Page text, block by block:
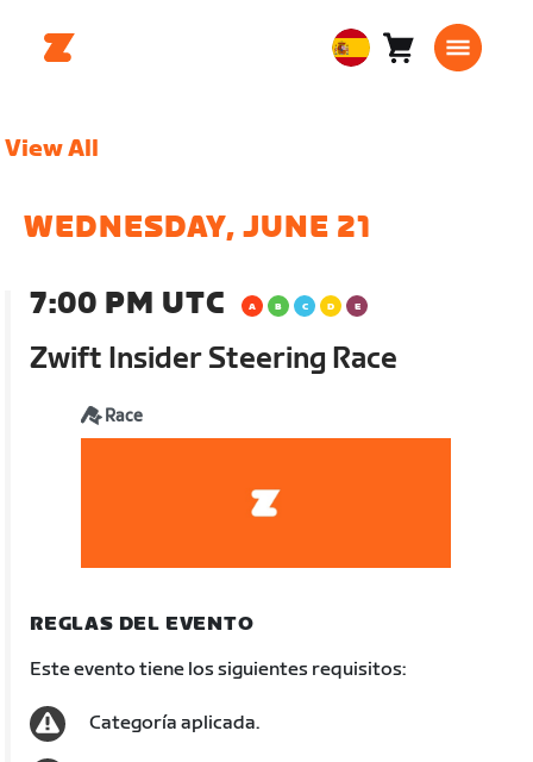
EuropeanCarro0
View All
WEDNESDAY, JUNE 21
7:00 PM UTC
Zwift Insider Steering Race
Race
REGLAS DEL EVENTO
Este evento tiene los siguientes requisitos:
Categoría aplicada.